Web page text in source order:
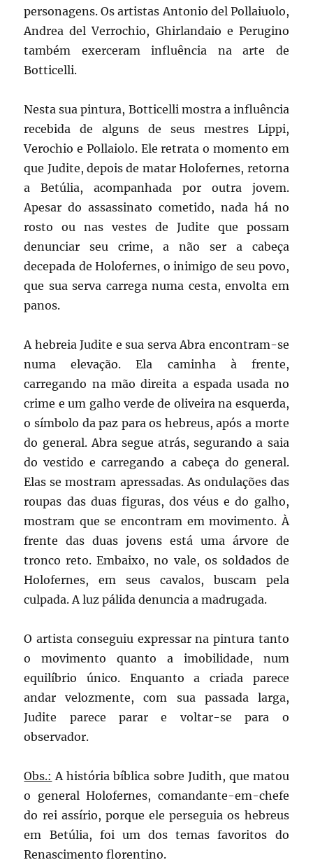
personagens. Os artistas Antonio del Pollaiuolo,
Andrea del Verrochio, Ghirlandaio e Perugino
também exerceram influência na arte de
Botticelli.
Nesta sua pintura, Botticelli mostra a influência
recebida de alguns de seus mestres Lippi,
Verochio e Pollaiolo. Ele retrata o momento em
que Judite, depois de matar Holofernes, retorna
a Betúlia, acompanhada por outra jovem.
Apesar do assassinato cometido, nada há no
rosto ou nas vestes de Judite que possam
denunciar seu crime, a não ser a cabeça
decepada de Holofernes, o inimigo de seu povo,
que sua serva carrega numa cesta, envolta em
panos.
A hebreia Judite e sua serva Abra encontram-se
numa elevação. Ela caminha à frente,
carregando na mão direita a espada usada no
crime e um galho verde de oliveira na esquerda,
o símbolo da paz para os hebreus, após a morte
do general. Abra segue atrás, segurando a saia
do vestido e carregando a cabeça do general.
Elas se mostram apressadas. As ondulações das
roupas das duas figuras, dos véus e do galho,
mostram que se encontram em movimento. À
frente das duas jovens está uma árvore de
tronco reto. Embaixo, no vale, os soldados de
Holofernes, em seus cavalos, buscam pela
culpada. A luz pálida denuncia a madrugada.
O artista conseguiu expressar na pintura tanto
o movimento quanto a imobilidade, num
equilíbrio único. Enquanto a criada parece
andar velozmente, com sua passada larga,
Judite parece parar e voltar-se para o
observador.
Obs.: A história bíblica sobre Judith, que matou
o general Holofernes, comandante-em-chefe
do rei assírio, porque ele perseguia os hebreus
em Betúlia, foi um dos temas favoritos do
Renascimento florentino.